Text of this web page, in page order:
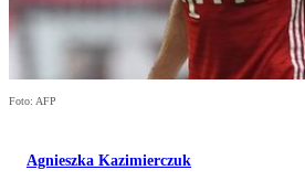
Foto: AFP
Agnieszka Kazimierczuk